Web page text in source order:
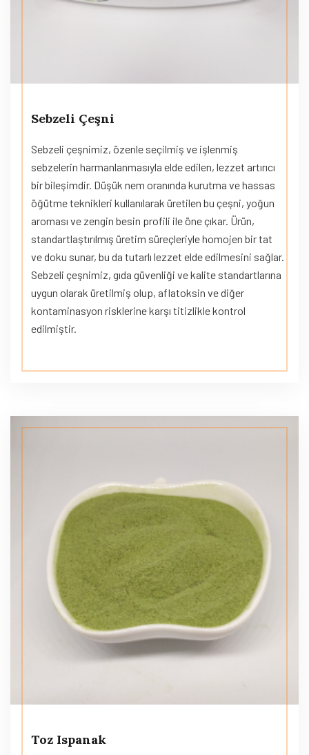
Sebzeli Çeşni
Sebzeli çeşnimiz, özenle seçilmiş ve işlenmiş
sebzelerin harmanlanmasıyla elde edilen, lezzet artırıcı
bir bileşimdir. Düşük nem oranında kurutma ve hassas
öğütme teknikleri kullanılarak üretilen bu çeşni, yoğun
aroması ve zengin besin profili ile öne çıkar. Ürün,
standartlaştırılmış üretim süreçleriyle homojen bir tat
ve doku sunar, bu da tutarlı lezzet elde edilmesini sağlar.
Sebzeli çeşnimiz, gıda güvenliği ve kalite standartlarına
uygun olarak üretilmiş olup, aflatoksin ve diğer
kontaminasyon risklerine karşı titizlikle kontrol
edilmiştir.
Toz Ispanak